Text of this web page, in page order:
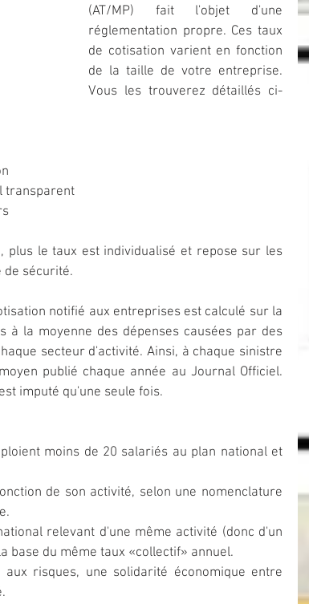
(AT/MP) fait l'objet d'une
réglementation propre. Ces taux
de cotisation varient en fonction
de la taille de votre entreprise.
Vous les trouverez détaillés ci-
transparent
plus le taux est individualisé et repose sur les
de sécurité.
notifié aux entreprises est calculé sur la
à la moyenne des dépenses causées par des
secteur d'activité. Ainsi, à chaque sinistre
publié chaque année au Journal Officiel.
imputé qu'une seule fois.
moins de 20 salariés au plan national et
de son activité, selon une nomenclature
relevant d'une même activité (donc d'un
base du même taux «collectif» annuel.
risques, une solidarité économique entre